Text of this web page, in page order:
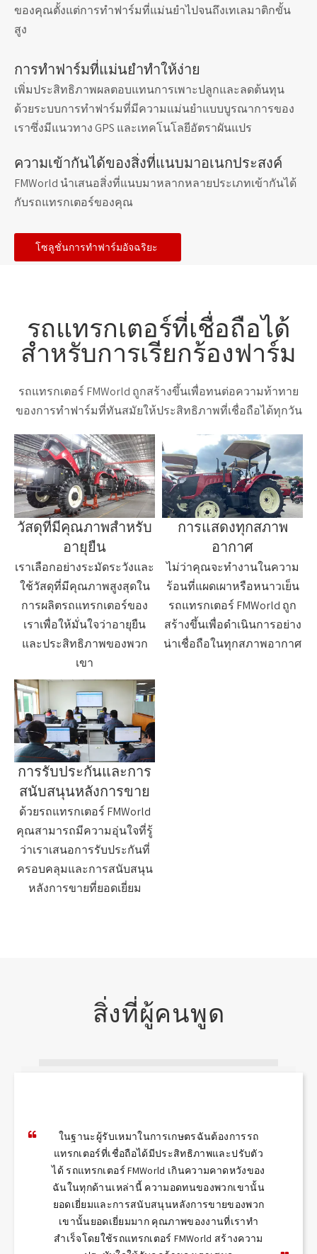
ของคุณตั้งแต่การทำฟาร์มที่แม่นยำไปจนถึงเทเลมาติกขั้น
สูง
การทำฟาร์มที่แม่นยำทำให้ง่าย
เพิ่มประสิทธิภาพผลตอบแทนการเพาะปลูกและลดต้นทุน
ด้วยระบบการทำฟาร์มที่มีความแม่นยำแบบบูรณาการของ
เราซึ่งมีแนวทาง GPS และเทคโนโลยีอัตราผันแปร
ความเข้ากันได้ของสิ่งที่แนบมาอเนกประสงค์
FMWorld นำเสนอสิ่งที่แนบมาหลากหลายประเภทเข้ากันได้
กับรถแทรกเตอร์ของคุณ
โซลูชั่นการทำฟาร์มอัจฉริยะ
รถแทรกเตอร์ที่เชื่อถือได้
สำหรับการเรียกร้องฟาร์ม
รถแทรกเตอร์ FMWorld ถูกสร้างขึ้นเพื่อทนต่อความท้าทาย
ของการทำฟาร์มที่ทันสมัยให้ประสิทธิภาพที่เชื่อถือได้ทุกวัน
วัสดุที่มีคุณภาพสำหรับ
อายุยืน
เราเลือกอย่างระมัดระวังและ
ใช้วัสดุที่มีคุณภาพสูงสุดใน
การผลิตรถแทรกเตอร์ของ
เราเพื่อให้มั่นใจว่าอายุยืน
และประสิทธิภาพของพวก
เขา
การแสดงทุกสภาพ
อากาศ
ไม่ว่าคุณจะทำงานในความ
ร้อนที่แผดเผาหรือหนาวเย็น
รถแทรกเตอร์ FMWorld ถูก
สร้างขึ้นเพื่อดำเนินการอย่าง
น่าเชื่อถือในทุกสภาพอากาศ
การรับประกันและการ
สนับสนุนหลังการขาย
ด้วยรถแทรกเตอร์ FMWorld
คุณสามารถมีความอุ่นใจที่รู้
ว่าเราเสนอการรับประกันที่
ครอบคลุมและการสนับสนุน
หลังการขายที่ยอดเยี่ยม
สิ่งที่ผู้คนพูด
ในฐานะผู้รับเหมาในการเกษตรฉันต้องการรถ
แทรกเตอร์ที่เชื่อถือได้มีประสิทธิภาพและปรับตัว
ได้ รถแทรกเตอร์ FMWorld เกินความคาดหวังของ
ฉันในทุกด้านเหล่านี้ ความอดทนของพวกเขานั้น
ยอดเยี่ยมและการสนับสนุนหลังการขายของพวก
เขานั้นยอดเยี่ยมมาก คุณภาพของงานที่เราทำ
สำเร็จโดยใช้รถแทรกเตอร์ FMWorld สร้างความ